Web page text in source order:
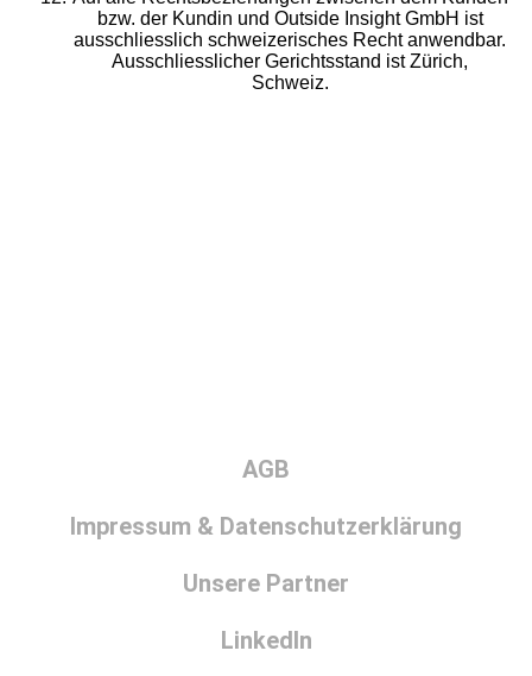
bzw. der Kundin und Outside Insight GmbH ist
ausschliesslich schweizerisches Recht anwendbar.
Ausschliesslicher Gerichtsstand ist Zürich,
Schweiz.
AGB
Impressum & Datenschutzerklärung
Unsere Partner
LinkedIn